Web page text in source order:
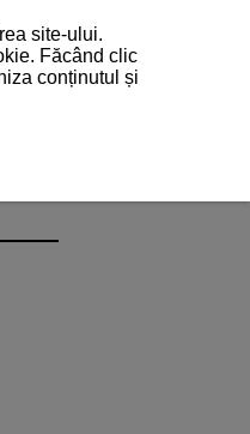
site-ului.
Făcând clic
conținutul și